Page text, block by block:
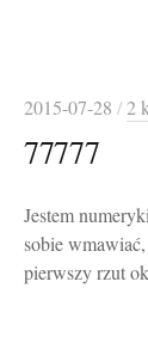
2015-07-28 /2
77777
Jestem
sobie
pierwszy rzut